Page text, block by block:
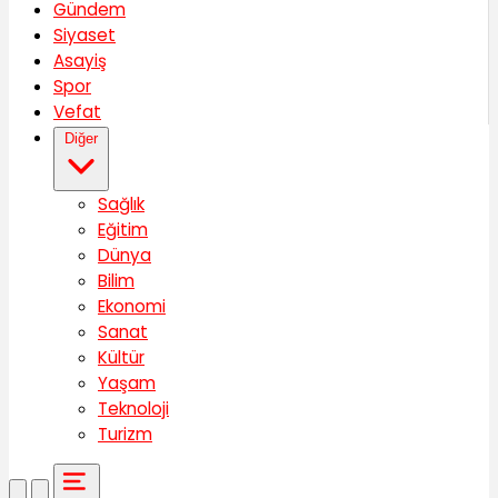
Gündem
Siyaset
Asayiş
Spor
Vefat
Diğer
Sağlık
Eğitim
Dünya
Bilim
Ekonomi
Sanat
Kültür
Yaşam
Teknoloji
Turizm